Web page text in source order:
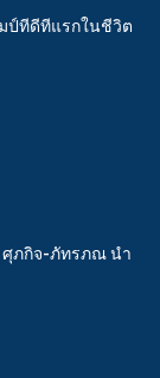
ป์ทีดีทีแรกในชีวิต
ศุภกิจ-ภัทรภณ นำ